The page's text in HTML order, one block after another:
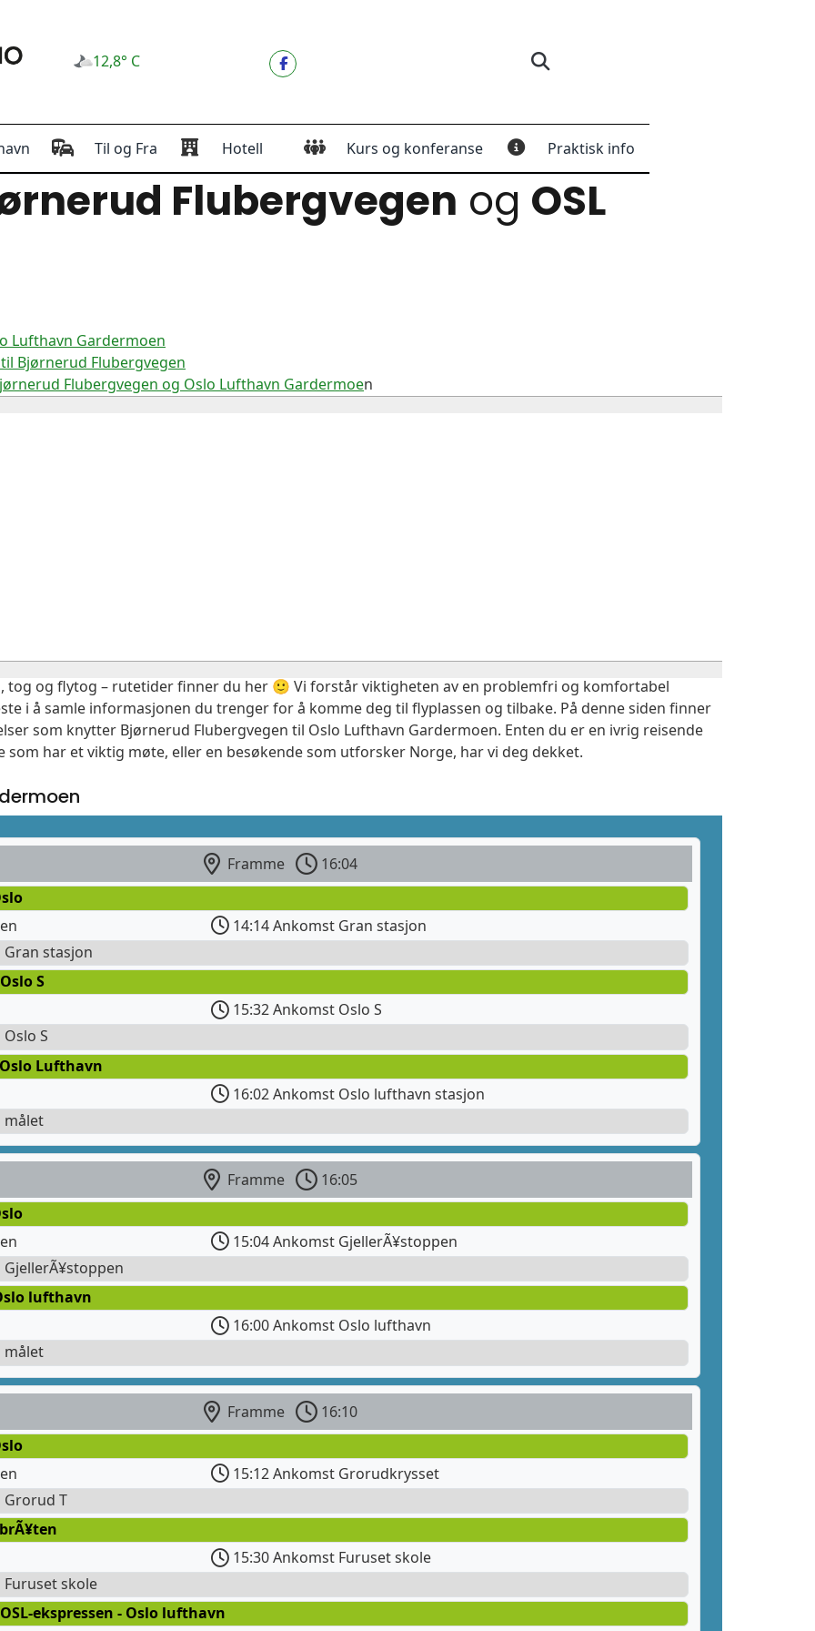
12,8° C
Til og Fra Hotell Kurs og konferanse Praktisk info
Flubergvegen og OSL
Lufthavn Gardermoen
Bjørnerud Flubergvegen
Flubergvegen og Oslo Lufthavn Gardermoen
tog og flytog – rutetider finner du her 🙂 Vi forstår viktigheten av en problemfri og komfortabel
i å samle informasjonen du trenger for å komme deg til flyplassen og tilbake. På denne siden finner
som knytter Bjørnerud Flubergvegen til Oslo Lufthavn Gardermoen. Enten du er en ivrig reisende
har et viktig møte, eller en besøkende som utforsker Norge, har vi deg dekket.
Framme
16:04
14:14 Ankomst Gran stasjon
stasjon
S
15:32 Ankomst Oslo S
S
Lufthavn
16:02 Ankomst Oslo lufthavn stasjon
Framme
16:05
15:04 Ankomst GjellerÃ¥stoppen
lufthavn
16:00 Ankomst Oslo lufthavn
Framme
16:10
15:12 Ankomst Grorudkrysset
T
15:30 Ankomst Furuset skole
skole
ekspressen - Oslo lufthavn